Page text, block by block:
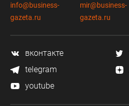
info@business-
gazeta.ru
mir@business-
gazeta.ru
вконтакте
telegram
youtube